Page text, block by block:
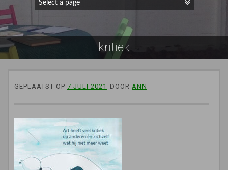
kritiek
GEPLAATST OP 7 JULI 2021 DOOR ANN